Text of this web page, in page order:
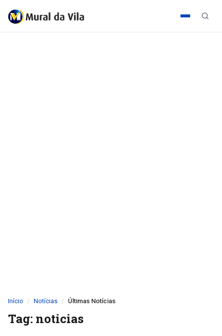
Início Notícias Últimas Notícias
Tag: noticias